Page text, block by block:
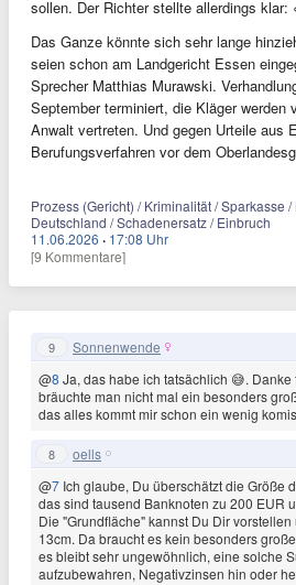
sollen. Der Richter stellte allerdings klar:
Das Ganze könnte sich sehr lange
seien schon am Landgericht Essen
Sprecher Matthias Murawski.
September terminiert, die Kläger werden
Anwalt vertreten. Und gegen Urteile aus
Berufungsverfahren vor dem
Prozess (Gericht) / Kriminalität / Sparkasse
Deutschland / Schadenersatz / Einbruch
11.06.2026 · 17:08 Uhr
[9 Kommentare]
9 Sonnenwende
@8 Ja, das habe ich tatsächlich 😅.
bräuchte man nicht mal ein besonders
das alles kommt mir schon ein wenig
8 oells
@7 Ich glaube, Du überschätzt die Größe
das sind tausend Banknoten zu 200 EUR
Die "Grundfläche" kannst Du Dir
13cm. Da braucht es kein besonders
es bleibt sehr ungewöhnlich, eine solche
aufzubewahren, Negativzinsen hin oder